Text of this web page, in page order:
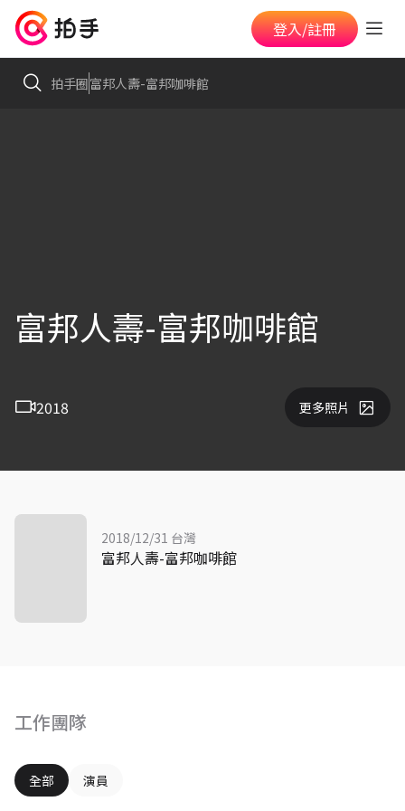
登入/註冊
拍手圈富邦人壽-富邦咖啡館
富邦人壽-富邦咖啡館
2018 更多照片
工作團隊
全部 演員
2018/12/31 台灣
富邦人壽-富邦咖啡館